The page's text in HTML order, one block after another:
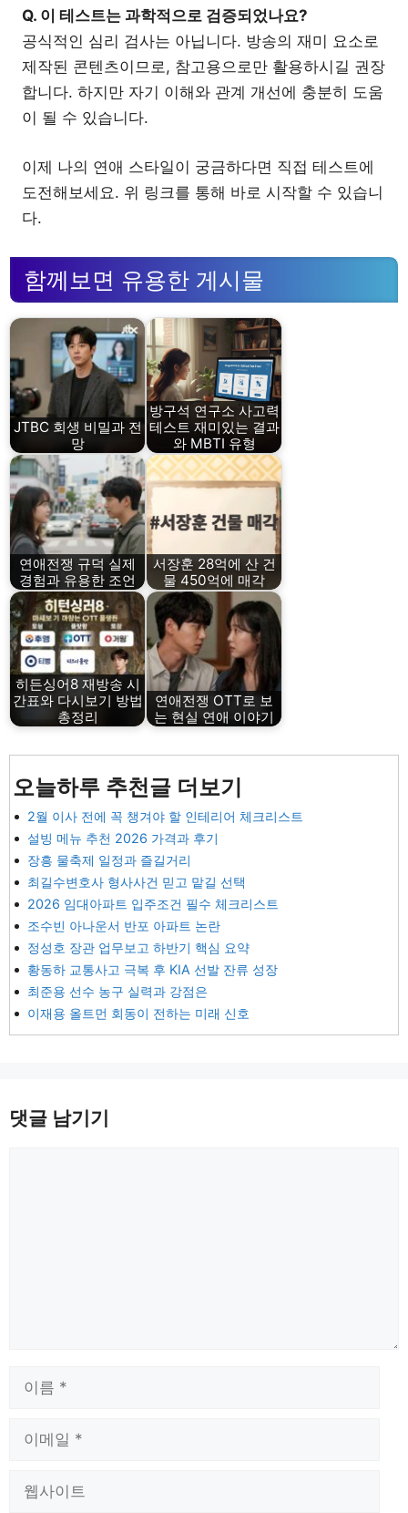
Q. 이 테스트는 과학적으로 검증되었나요?
공식적인 심리 검사는 아닙니다. 방송의 재미 요소로
제작된 콘텐츠이므로, 참고용으로만 활용하시길 권장
합니다. 하지만 자기 이해와 관계 개선에 충분히 도움
이 될 수 있습니다.
이제 나의 연애 스타일이 궁금하다면 직접 테스트에
도전해보세요. 위 링크를 통해 바로 시작할 수 있습니
다.
함께보면 유용한 게시물
JTBC 회생 비밀과 전
망
방구석 연구소 사고력
테스트 재미있는 결과
와 MBTI 유형
연애전쟁 규덕 실제
경험과 유용한 조언
서장훈 28억에 산 건
물 450억에 매각
히든싱어8 재방송 시
간표와 다시보기 방법
총정리
연애전쟁 OTT로 보
는 현실 연애 이야기
오늘하루 추천글 더보기
2월 이사 전에 꼭 챙겨야 할 인테리어 체크리스트
설빙 메뉴 추천 2026 가격과 후기
장흥 물축제 일정과 즐길거리
최길수변호사 형사사건 믿고 맡길 선택
2026 임대아파트 입주조건 필수 체크리스트
조수빈 아나운서 반포 아파트 논란
정성호 장관 업무보고 하반기 핵심 요약
황동하 교통사고 극복 후 KIA 선발 잔류 성장
최준용 선수 농구 실력과 강점은
이재용 올트먼 회동이 전하는 미래 신호
댓글 남기기